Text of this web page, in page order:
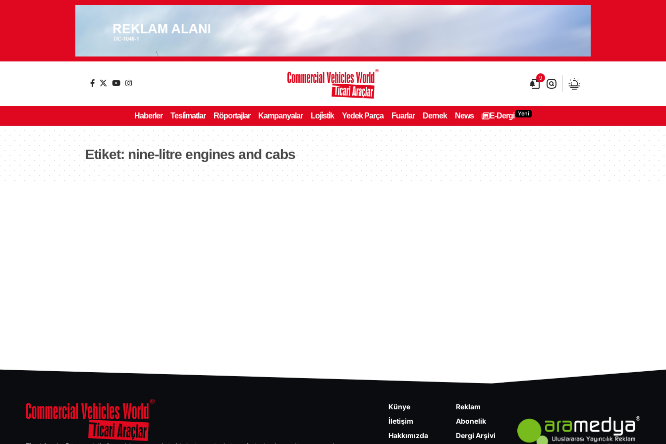
9
Haberler Tesli̇matlar Röportajlar Kampanyalar Loji̇sti̇k Yedek Parça Fuarlar Dernek News E-Dergi Yeni
Etiket: nine-litre engines and cabs
Künye
İletişim
Hakkımızda
Reklam
Abonelik
Dergi Arşivi